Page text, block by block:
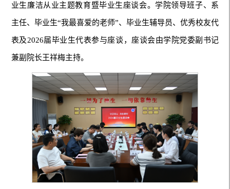
业生廉洁从业主题教育暨毕业生座谈会。学院领导班子、系
主任、毕业生“我最喜爱的老师”、毕业生辅导员、优秀校友代
表及2026届毕业生代表参与座谈，座谈会由学院党委副书记
兼副院长王祥梅主持。